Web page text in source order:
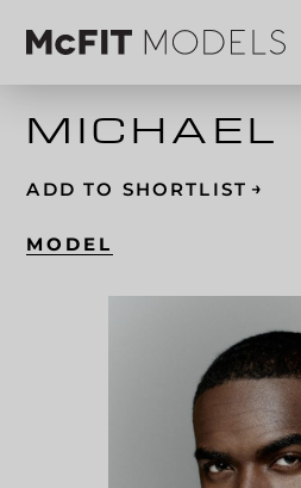
MICHAEL
ADD TO SHORTLIST →
MODEL